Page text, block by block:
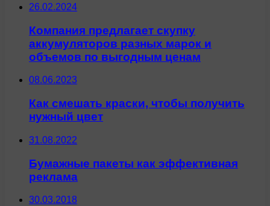
26.02.2024
Компания предлагает скупку
аккумуляторов разных марок и
объемов по выгодным ценам
08.06.2023
Как смешать краски, чтобы получить
нужный цвет
31.08.2022
Бумажные пакеты как эффективная
реклама
30.03.2018